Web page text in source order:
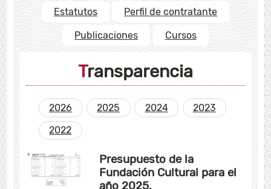
Estatutos Perfil de contratante
Publicaciones Cursos
Transparencia
2026 2025 2024
2023
2022
Presupuesto de la
Fundación Cultural para el
año 2025.